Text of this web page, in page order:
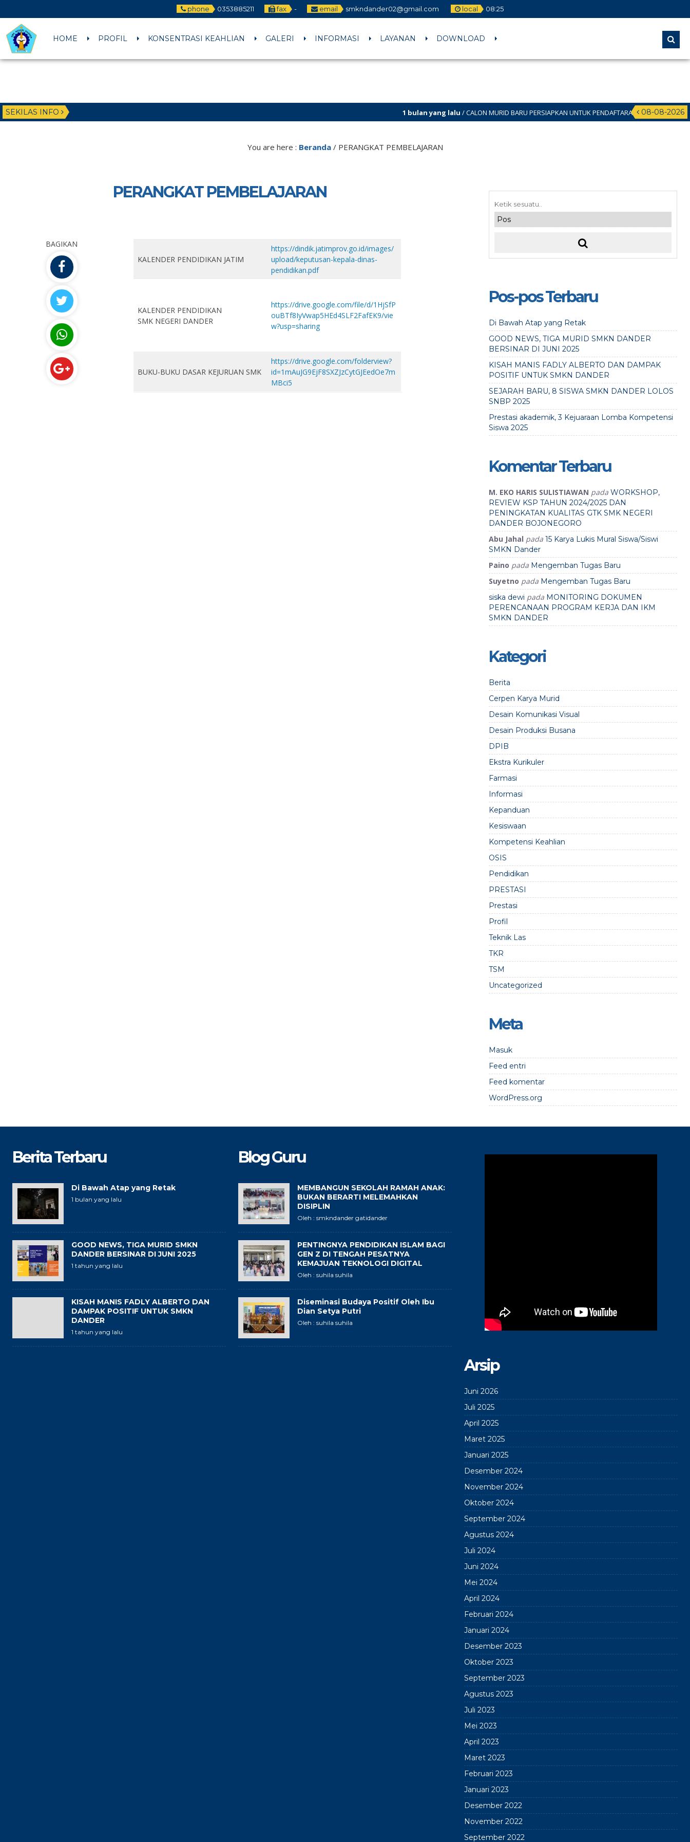
phone 0353885211 fax - email smkndander02@gmail.com local 08:25
HOME PROFIL KONSENTRASI KEAHLIAN GALERI INFORMASI LAYANAN DOWNLOAD
SEKILAS INFO 08-08-2026
1 bulan yang lalu/ CALON MURID BARU PERSIAPKAN UNTUK PENDAFTARAN SPMB JALUR DOMISILI 11
You are here : Beranda/ PERANGKAT PEMBELAJARAN
PERANGKAT PEMBELAJARAN
BAGIKAN
KALENDER PENDIDIKAN JATIM
https://dindik.jatimprov.go.id/images/
upload/keputusan-kepala-dinas-
pendidikan.pdf
KALENDER PENDIDIKAN
SMK NEGERI DANDER
https://drive.google.com/file/d/1HjSfP
ouBTf8IyVwap5HEd4SLF2FafEK9/vie
w?usp=sharing
BUKU-BUKU DASAR KEJURUAN SMK
https://drive.google.com/folderview?
id=1mAuJG9EjF8SXZJzCytGJEedOe7m
MBci5
Pos-pos Terbaru
Di Bawah Atap yang Retak
GOOD NEWS, TIGA MURID SMKN DANDER
BERSINAR DI JUNI 2025
KISAH MANIS FADLY ALBERTO DAN DAMPAK
POSITIF UNTUK SMKN DANDER
SEJARAH BARU, 8 SISWA SMKN DANDER LOLOS
SNBP 2025
Prestasi akademik, 3 Kejuaraan Lomba Kompetensi
Siswa 2025
Komentar Terbaru
M. EKO HARIS SULISTIAWAN pada WORKSHOP,
REVIEW KSP TAHUN 2024/2025 DAN
PENINGKATAN KUALITAS GTK SMK NEGERI
DANDER BOJONEGORO
Abu Jahal pada 15 Karya Lukis Mural Siswa/Siswi
SMKN Dander
Paino pada Mengemban Tugas Baru
Suyetno pada Mengemban Tugas Baru
siska dewi pada MONITORING DOKUMEN
PERENCANAAN PROGRAM KERJA DAN IKM
SMKN DANDER
Kategori
Berita
Cerpen Karya Murid
Desain Komunikasi Visual
Desain Produksi Busana
DPIB
Ekstra Kurikuler
Farmasi
Informasi
Kepanduan
Kesiswaan
Kompetensi Keahlian
OSIS
Pendidikan
PRESTASI
Prestasi
Profil
Teknik Las
TKR
TSM
Uncategorized
Meta
Masuk
Feed entri
Feed komentar
WordPress.org
Berita Terbaru
Di Bawah Atap yang Retak
1 bulan yang lalu
GOOD NEWS, TIGA MURID SMKN
DANDER BERSINAR DI JUNI 2025
1 tahun yang lalu
KISAH MANIS FADLY ALBERTO DAN
DAMPAK POSITIF UNTUK SMKN
DANDER
1 tahun yang lalu
Blog Guru
MEMBANGUN SEKOLAH RAMAH ANAK:
BUKAN BERARTI MELEMAHKAN
DISIPLIN
Oleh : smkndander gatidander
PENTINGNYA PENDIDIKAN ISLAM BAGI
GEN Z DI TENGAH PESATNYA
KEMAJUAN TEKNOLOGI DIGITAL
Oleh : suhila suhila
Diseminasi Budaya Positif Oleh Ibu
Dian Setya Putri
Oleh : suhila suhila
Arsip
Juni 2026
Juli 2025
April 2025
Maret 2025
Januari 2025
Desember 2024
November 2024
Oktober 2024
September 2024
Agustus 2024
Juli 2024
Juni 2024
Mei 2024
April 2024
Februari 2024
Januari 2024
Desember 2023
Oktober 2023
September 2023
Agustus 2023
Juli 2023
Mei 2023
April 2023
Maret 2023
Februari 2023
Januari 2023
Desember 2022
November 2022
September 2022